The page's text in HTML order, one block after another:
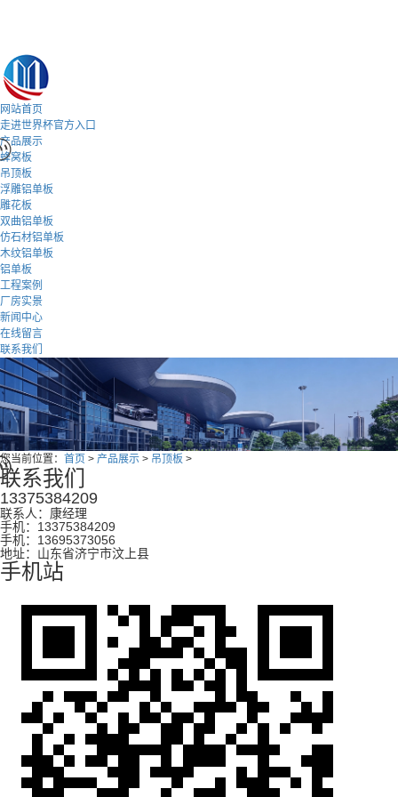
网站首页
走进世界杯官方入口
产品展示
蜂窝板
吊顶板
浮雕铝单板
雕花板
双曲铝单板
仿石材铝单板
木纹铝单板
铝单板
工程案例
厂房实景
新闻中心
在线留言
联系我们
您当前位置： 首页 > 产品展示 > 吊顶板 >
联系我们
13375384209
联系人：康经理
手机：13375384209
手机：13695373056
地址：山东省济宁市汶上县
手机站